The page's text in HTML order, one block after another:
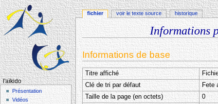
Informations
Aller à : navigation,rechercher
Informations de base
Titre affiché
Clé de tri par défaut
Fete
Taille de la page (en octets)
0
fichier voir le texte source historique
l'aïkido
Présentation
Vidéos